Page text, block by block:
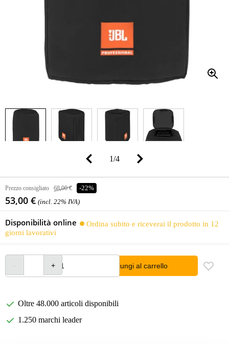
1/4
Prezzo consigliato 68,00 € -22%
53,00 € (incl. 22% IVA)
Disponibilità online
Ordina subito e riceverai il prodotto in 12
giorni lavorativi
Aggiungi al carrello
Oltre 48.000 articoli disponibili
1.250 marchi leader